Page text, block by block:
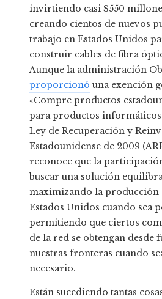
invirtiendo casi $550
creando cientos de nuevos
trabajo en Estados Unidos
construir cables de fibra
Aunque la administración
proporcionó una exención
«Compre productos
para productos informáticos
Ley de Recuperación y
Estadounidense de 2009
reconoce que la
buscar una solución
maximizando la producción
Estados Unidos cuando sea
permitiendo que ciertos
de la red se obtengan desde
nuestras fronteras cuando
necesario.
Están sucediendo tantas